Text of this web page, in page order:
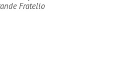
Fratello